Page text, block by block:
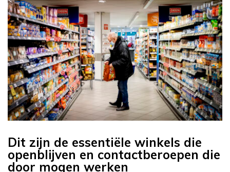
Dit zijn de essentiële winkels die
openblijven en contactberoepen die
door mogen werken